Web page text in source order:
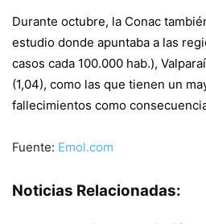
Durante octubre, la Conac
estudio donde apuntaba a las
casos cada 100.000 hab.),
(1,04), como las que tienen un
fallecimientos como
Fuente: Emol.com
Noticias Relacionadas: